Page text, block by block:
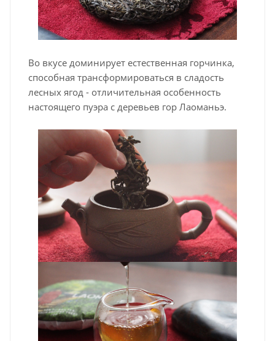
Во вкусе доминирует естественная горчинка,
способная трансформироваться в сладость
лесных ягод - отличительная особенность
настоящего пуэра с деревьев гор Лаоманьэ.